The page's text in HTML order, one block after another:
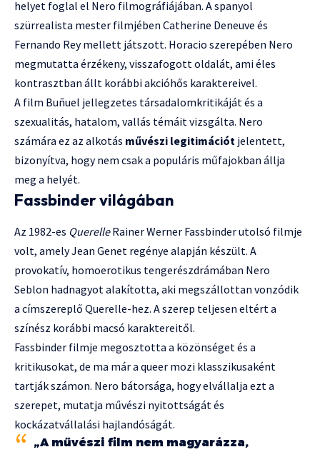
helyet foglal el Nero filmográfiájában. A spanyol
szürrealista mester filmjében Catherine Deneuve és
Fernando Rey mellett játszott. Horacio szerepében Nero
megmutatta érzékeny, visszafogott oldalát, ami éles
kontrasztban állt korábbi akcióhős karaktereivel.
A film Buñuel jellegzetes társadalomkritikáját és a
szexualitás, hatalom, vallás témáit vizsgálta. Nero
számára ez az alkotás művészi legitimációt jelentett,
bizonyítva, hogy nem csak a populáris műfajokban állja
meg a helyét.
Fassbinder világában
Az 1982-es QuerelleRainer Werner Fassbinder utolsó filmje
volt, amely Jean Genet regénye alapján készült. A
provokatív, homoerotikus tengerészdrámában Nero
Seblon hadnagyot alakította, aki megszállottan vonzódik
a címszereplő Querelle-hez. A szerep teljesen eltért a
színész korábbi macsó karaktereitől.
Fassbinder filmje megosztotta a közönséget és a
kritikusokat, de ma már a queer mozi klasszikusaként
tartják számon. Nero bátorsága, hogy elvállalja ezt a
szerepet, mutatja művészi nyitottságát és
kockázatvállalási hajlandóságát.
„A művészi film nem magyarázza,